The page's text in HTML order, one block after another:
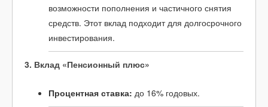
возможности пополнения и частичного снятия
средств. Этот вклад подходит для долгосрочного
инвестирования.
3. Вклад «Пенсионный плюс»
Процентная ставка: до 16% годовых.